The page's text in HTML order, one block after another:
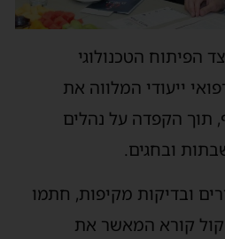
הפיתוח הטכנולוגי
ייעודי המלווה את
תוך הקפדה על נהלים
ובחגים.
ובדיקות מקיפות, חתמו
קול קורא המאשר את